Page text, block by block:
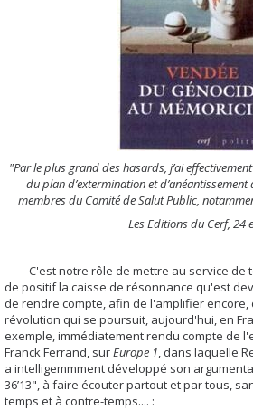
"Par le plus grand des hasards, j’ai
du plan d’extermination et d’anéantissement
membres du Comité de Salut Public,
Les Editions du Cerf, 24
C'est notre rôle de mettre au service de
de positif la caisse de résonnance qu'est
de rendre compte, afin de l'amplifier
révolution qui se poursuit, aujourd'hui, en
exemple, immédiatement rendu compte de
Franck Ferrand, surEurope 1 , dans laquelle
a intelligemmment développé son
36’13", à faire écouter partout et par tous,
temps et à contre-temps.... :